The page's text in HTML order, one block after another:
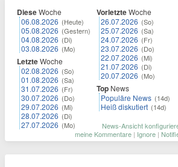
DieseWoche
06.08.2026 (Heute)
05.08.2026 (Gestern)
04.08.2026 (Di)
03.08.2026 (Mo)
LetzteWoche
02.08.2026 (So)
01.08.2026 (Sa)
31.07.2026 (Fr)
30.07.2026 (Do)
29.07.2026 (Mi)
28.07.2026 (Di)
27.07.2026 (Mo)
VorletzteWoche
26.07.2026 (So)
25.07.2026 (Sa)
24.07.2026 (Fr)
23.07.2026 (Do)
22.07.2026 (Mi)
21.07.2026 (Di)
20.07.2026 (Mo)
Top News
Populäre News (14d)
Heiß diskutiert (14d)
News-Ansicht
meine Kommentare | Ignore |